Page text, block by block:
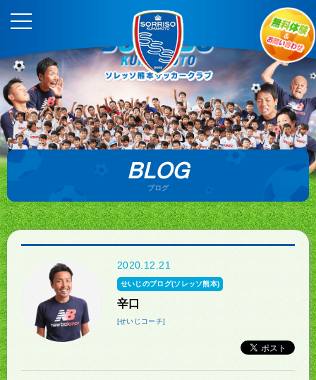
BLOG
ブログ
2020.12.21
せいじのブログ(ソレッソ熊本)
辛口
[せいじコーチ]